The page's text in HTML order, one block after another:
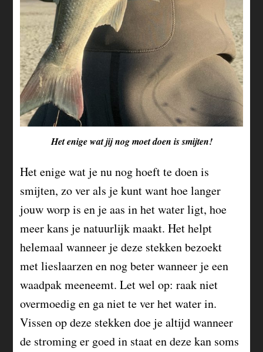
Het enige wat jij nog moet doen is smijten!
Het enige wat je nu nog hoeft te doen is
smijten, zo ver als je kunt want hoe langer
jouw worp is en je aas in het water ligt, hoe
meer kans je natuurlijk maakt. Het helpt
helemaal wanneer je deze stekken bezoekt
met lieslaarzen en nog beter wanneer je een
waadpak meeneemt. Let wel op: raak niet
overmoedig en ga niet te ver het water in.
Vissen op deze stekken doe je altijd wanneer
de stroming er goed in staat en deze kan soms